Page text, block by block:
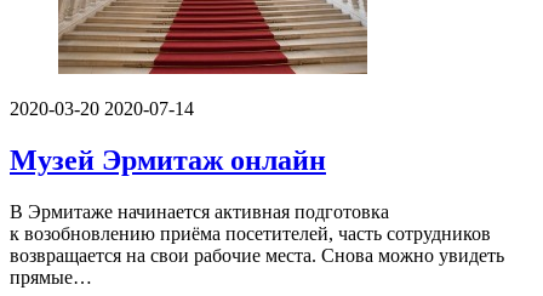
2020-03-20 2020-07-14
Музей Эрмитаж онлайн
В Эрмитаже начинается активная подготовка
к возобновлению приёма посетителей, часть сотрудников
возвращается на свои рабочие места. Снова можно увидеть
прямые…